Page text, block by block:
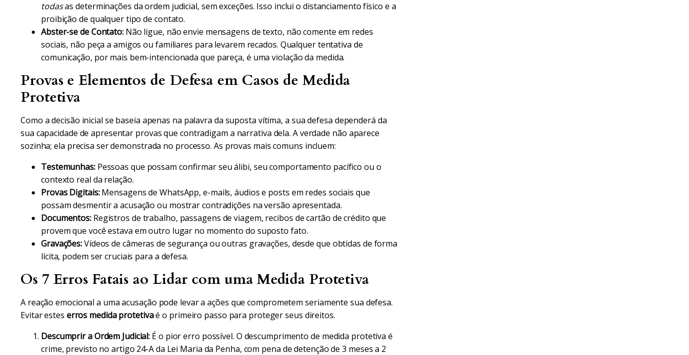
todasas determinações da ordem judicial, sem exceções. Isso inclui o distanciamento físico e a
proibição de qualquer tipo de contato.
Abster-se de Contato:Não ligue, não envie mensagens de texto, não comente em redes
sociais, não peça a amigos ou familiares para levarem recados. Qualquer tentativa de
comunicação, por mais bem-intencionada que pareça, é uma violação da medida.
Provas e Elementos de Defesa em Casos de Medida
Protetiva
Como a decisão inicial se baseia apenas na palavra da suposta vítima, a sua defesa dependerá da
sua capacidade de apresentar provas que contradigam a narrativa dela. A verdade não aparece
sozinha; ela precisa ser demonstrada no processo. As provas mais comuns incluem:
Testemunhas:Pessoas que possam confirmar seu álibi, seu comportamento pacífico ou o
contexto real da relação.
Provas Digitais:Mensagens de WhatsApp, e-mails, áudios e posts em redes sociais que
possam desmentir a acusação ou mostrar contradições na versão apresentada.
Documentos:Registros de trabalho, passagens de viagem, recibos de cartão de crédito que
provem que você estava em outro lugar no momento do suposto fato.
Gravações:Vídeos de câmeras de segurança ou outras gravações, desde que obtidas de forma
lícita, podem ser cruciais para a defesa.
Os 7 Erros Fatais ao Lidar com uma Medida Protetiva
A reação emocional a uma acusação pode levar a ações que comprometem seriamente sua defesa.
Evitar estes erros medida protetivaé o primeiro passo para proteger seus direitos.
Descumprir a Ordem Judicial: É o pior erro possível. O descumprimento de medida protetiva é
crime, previsto no artigo 24-A da Lei Maria da Penha, com pena de detenção de 3 meses a 2